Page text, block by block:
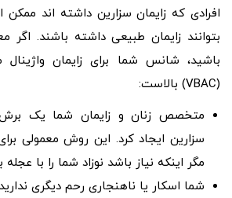
افرادی که زایمان سزارین داشته اند ممکن
بتوانند زایمان طبیعی داشته باشند. اگر
باشید، شانس شما برای زایمان
(VBAC) بالاست:
متخصص زنان و زایمان شما یک
سزارین ایجاد کرد. این روش معمولی
مگر اینکه نیاز باشد نوزاد شما را با عجله
شما اسکار یا ناهنجاری رحم دیگری